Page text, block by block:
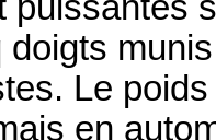
puissantes
Le
en